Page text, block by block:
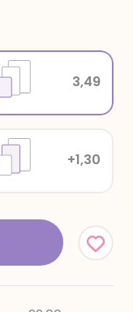
+1,30
3,49